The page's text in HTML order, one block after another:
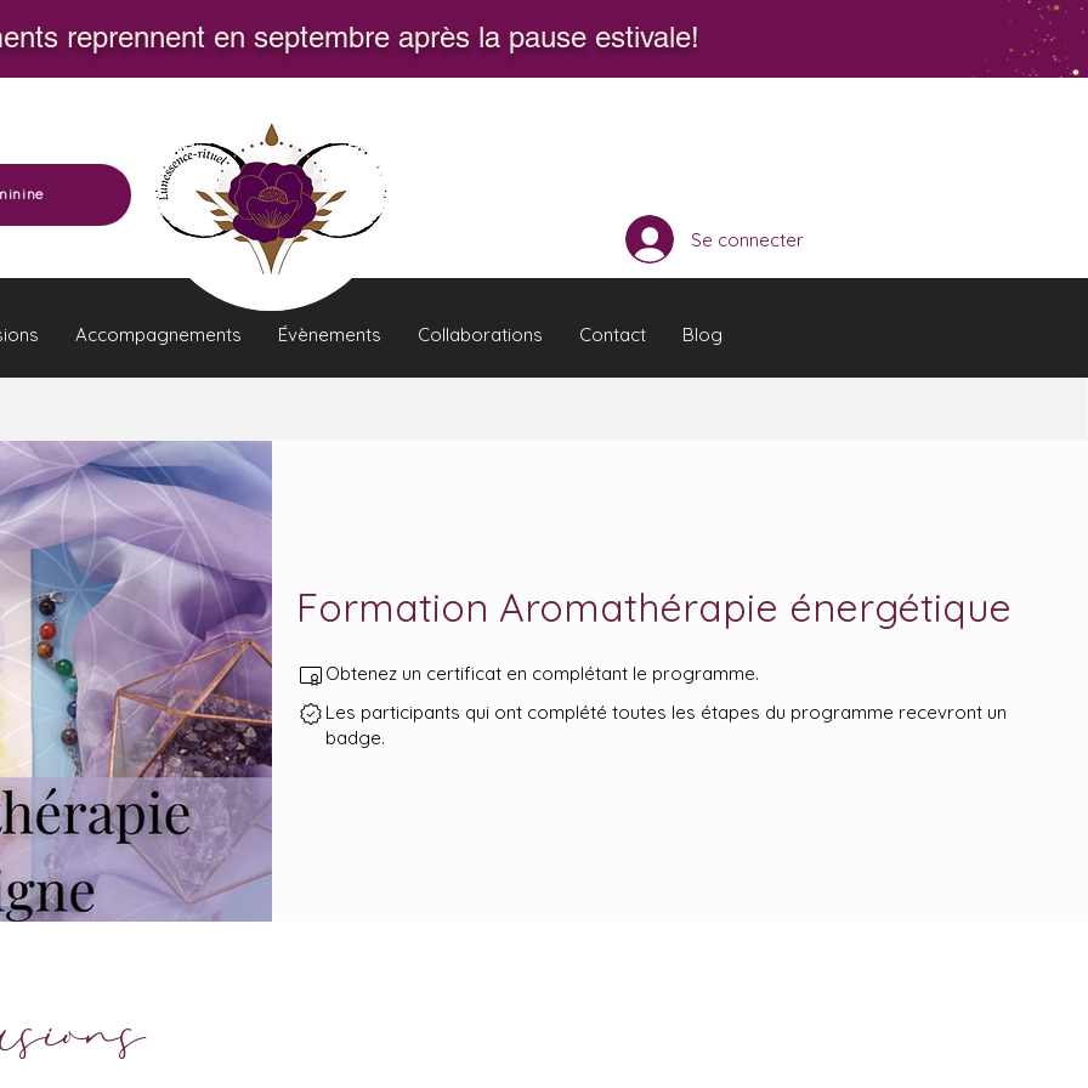
reprennent en septembre après la pause estivale!
Accompagnements Évènements Collaborations Contact Blog
Se connecter
Formation Aromathérapie énergétique
Obtenez un certificat en complétant le programme.
Les participants qui ont complété toutes les étapes du programme recevront un
badge.